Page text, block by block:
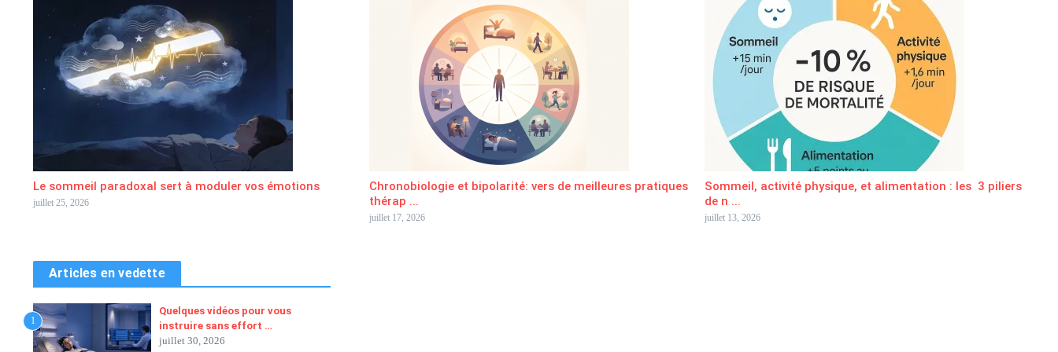
Le sommeil paradoxal sert à moduler vos émotions
juillet 25, 2026
Chronobiologie et bipolarité: vers de meilleures pratiques
thérap ...
juillet 17, 2026
Sommeil, activité physique, et alimentation : les 3 piliers
de n ...
juillet 13, 2026
Articles en vedette
1
Quelques vidéos pour vous
instruire sans effort …
juillet 30, 2026